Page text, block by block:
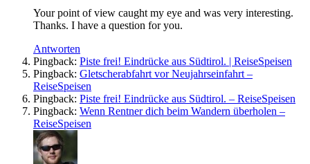
Your point of view caught my eye and was very interesting.
Thanks. I have a question for you.
Antworten
Pingback: Piste frei! Eindrücke aus Südtirol. | ReiseSpeisen
Pingback: Gletscherabfahrt vor Neujahrseinfahrt –
ReiseSpeisen
Pingback: Piste frei! Eindrücke aus Südtirol. – ReiseSpeisen
Pingback: Wenn Rentner dich beim Wandern überholen –
ReiseSpeisen